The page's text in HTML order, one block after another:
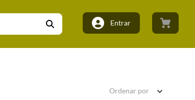
Entrar
Ordenar por